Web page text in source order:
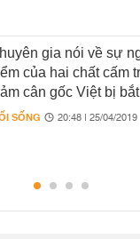
gia nói về sự
của hai chất cấm
cân gốc Việt bị
SỐNG 20:48 | 25/04/2019